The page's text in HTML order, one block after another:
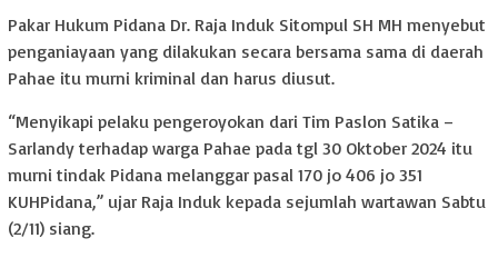
Pakar Hukum Pidana Dr. Raja Induk Sitompul SH MH menyebut
penganiayaan yang dilakukan secara bersama sama di daerah
Pahae itu murni kriminal dan harus diusut.
“Menyikapi pelaku pengeroyokan dari Tim Paslon Satika –
Sarlandy terhadap warga Pahae pada tgl 30 Oktober 2024 itu
murni tindak Pidana melanggar pasal 170 jo 406 jo 351
KUHPidana,” ujar Raja Induk kepada sejumlah wartawan Sabtu
(2/11) siang.